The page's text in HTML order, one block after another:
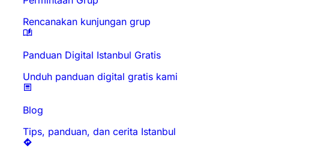
Rencanakan kunjungan grup
Panduan Digital Istanbul Gratis
Unduh panduan digital gratis kami
Blog
Tips, panduan, dan cerita Istanbul